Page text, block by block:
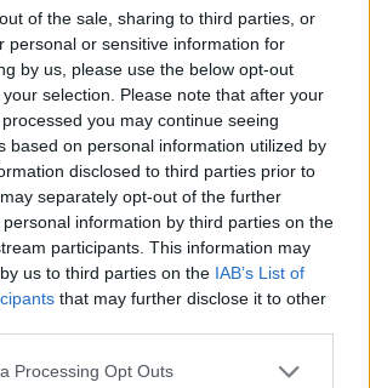
of the sale, sharing to third parties, or
personal or sensitive information for
by us, please use the below opt-out
selection. Please note that after your
you may continue seeing
based on personal information utilized by
disclosed to third parties prior to
separately opt-out of the further
information by third parties on the
participants. This information may
us to third parties on the IAB’s List of
that may further disclose it to other
website/app uses one or more Google
Processing Opt Outs
η πολύ αγαπητή ηθοποιός
αλλά και δημοφιλείς Social
όπως οΗρακλής Tsuzinov,
η Ελευθερία Καρνάβα, ο
Τσάγκαρης, η Αγάπη Brooks, ο
και η Όλγα Ντάλα,ενώ το
φυσικά και σημαντικοί
Τύπου από τα σημαντικότερα